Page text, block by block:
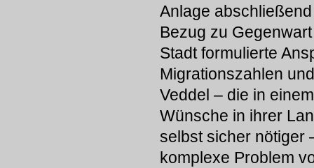
Anlage
Bezug zu
Stadt formulierte
Migrationszahlen
Veddel – die in
Wünsche in ihrer
selbst sicher nötiger
komplexe Problem